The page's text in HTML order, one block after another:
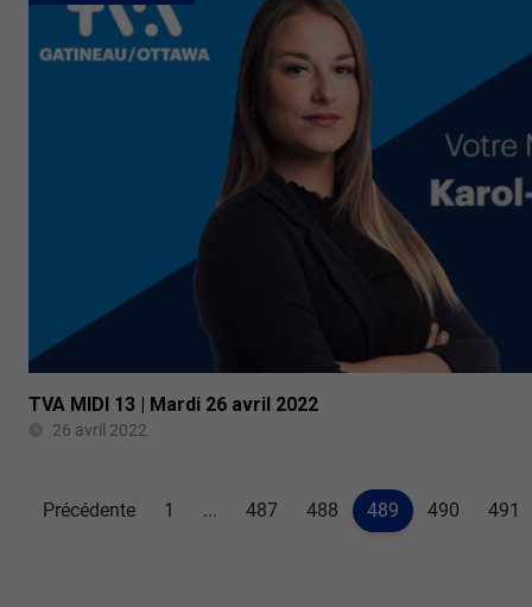
TVA MIDI 13 | Mardi 26 avril 2022
26 avril 2022
Précédente 1 ... 487 488 489 490 491